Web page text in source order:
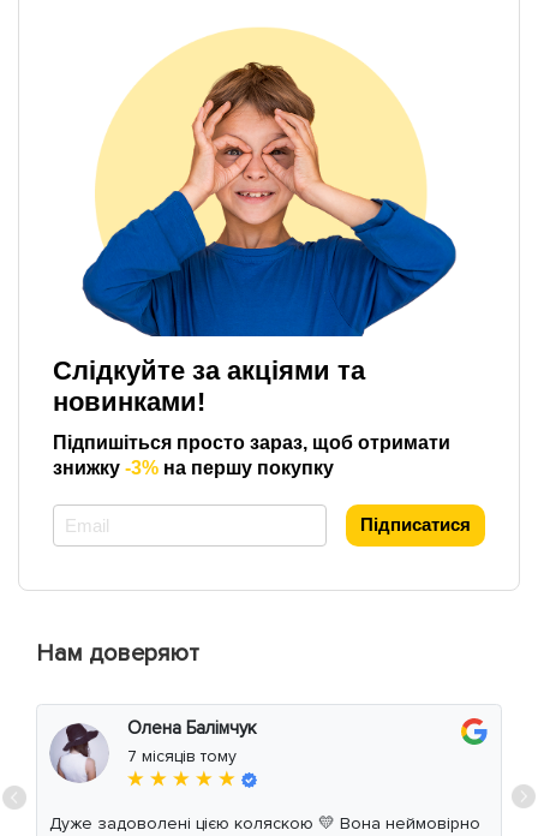
Слідкуйте за акціями та
новинками!
Підпишіться просто зараз, щоб отримати
знижку -3% на першу покупку
Підписатися
Нам доверяют
Олена Балімчук
7 місяців тому
★ ★ ★ ★ ★
Дуже задоволені цією коляскою 💛 Вона неймовірно